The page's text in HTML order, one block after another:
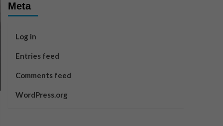
Meta
Log in
Entries feed
Comments feed
WordPress.org